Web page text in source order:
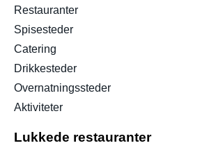
Restauranter
Spisesteder
Catering
Drikkesteder
Overnatningssteder
Aktiviteter
Lukkede restauranter